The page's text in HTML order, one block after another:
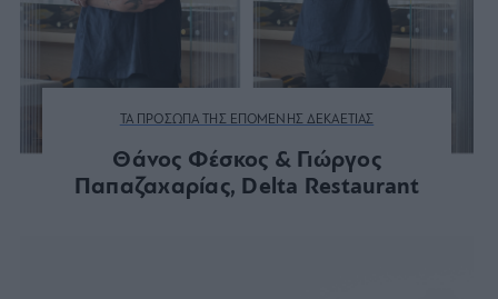
ΤΑ ΠΡΟΣΩΠΑ ΤΗΣ ΕΠΟΜΕΝΗΣ ΔΕΚΑΕΤΙΑΣ
Θάνος Φέσκος & Γιώργος
Παπαζαχαρίας, Delta Restaurant